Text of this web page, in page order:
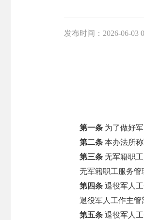
发布时间： 2026-06-03
第一条 为了做好
第二条 本办法所
第三条 无军籍职
无军籍职工服务管
第四条 退役军人
退役军人工作主管
第五条 退役军人